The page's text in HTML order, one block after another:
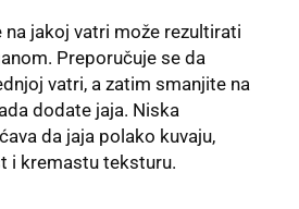
na jakoj vatri može rezultirati
Preporučuje se da
vatri, a zatim smanjite na
dodate jaja. Niska
da jaja polako kuvaju,
i kremastu teksturu.